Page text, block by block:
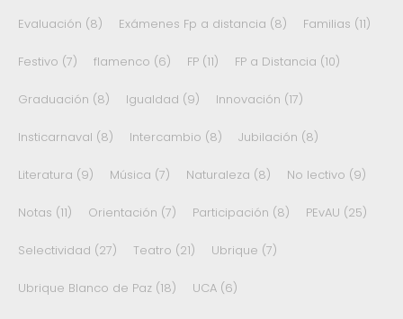
Evaluación (8) Exámenes Fp a distancia (8) Familias (11)
Festivo (7) flamenco (6) FP (11) FP a Distancia (10)
Graduación (8) Igualdad (9) Innovación (17)
Insticarnaval (8) Intercambio (8) Jubilación (8)
Literatura (9) Música (7) Naturaleza (8) No lectivo (9)
Notas (11) Orientación (7) Participación (8) PEvAU (25)
Selectividad (27) Teatro (21) Ubrique (7)
Ubrique Blanco de Paz (18) UCA (6)